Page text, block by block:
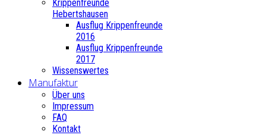
Krippenfreunde
Hebertshausen
Ausflug Krippenfreunde
2016
Ausflug Krippenfreunde
2017
Wissenswertes
Manufaktur
Über uns
Impressum
FAQ
Kontakt